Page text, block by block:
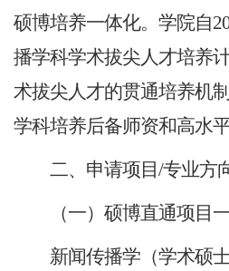
硕博培养一体化。学院自
播学科学术拔尖人才培养
术拔尖人才的贯通培养机
学科培养后备师资和高水平
二、申请项目/专业方
（一）硕博直通项目
新闻传播学（学术硕